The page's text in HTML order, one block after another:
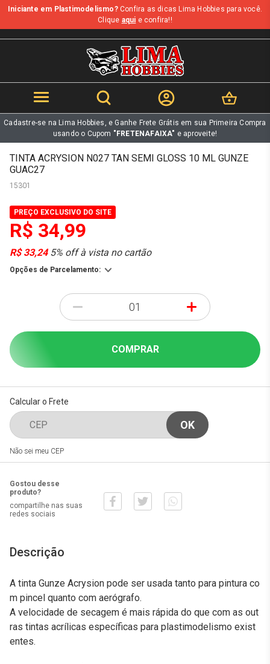
b
Iniciante em Plastimodelismo?Confira as dicas Lima Hobbies para você.
Clique aqui e confira!!
Cadastre-se na Lima Hobbies, e Ganhe Frete Grátis em sua Primeira Compra
usando o Cupom "FRETENAFAIXA" e aproveite!
TINTA ACRYSION N027 TAN SEMI GLOSS 10 ML GUNZE
GUAC27
15301
PREÇO EXCLUSIVO DO SITE
R$ 34,99
R$ 33,245% off à vista no cartão
Opções de Parcelamento:
- +
COMPRAR
Calcular o Frete
Não sei meu CEP
Gostou desse
produto?
compartilhe nas suas
redes sociais
Descrição
A tinta Gunze Acrysion pode ser usada tanto para pintura co
m pincel quanto com aerógrafo.
A velocidade de secagem é mais rápida do que com as out
ras tintas acrílicas específicas para plastimodelismo exist
entes.